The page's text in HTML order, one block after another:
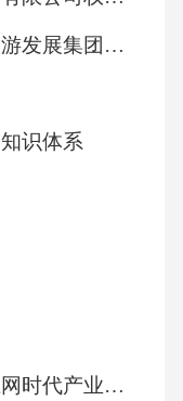
发展的义乌
生产力1义乌
能通过与现
催生出新质
以工促农、以
2025年河北衡水湖文化旅游发展集团有限公司岗位招聘15人笔试历年典型考点题库附带答案详解
识体系
2026中国光伏发电平价上网时代产业链利润分配研究报告